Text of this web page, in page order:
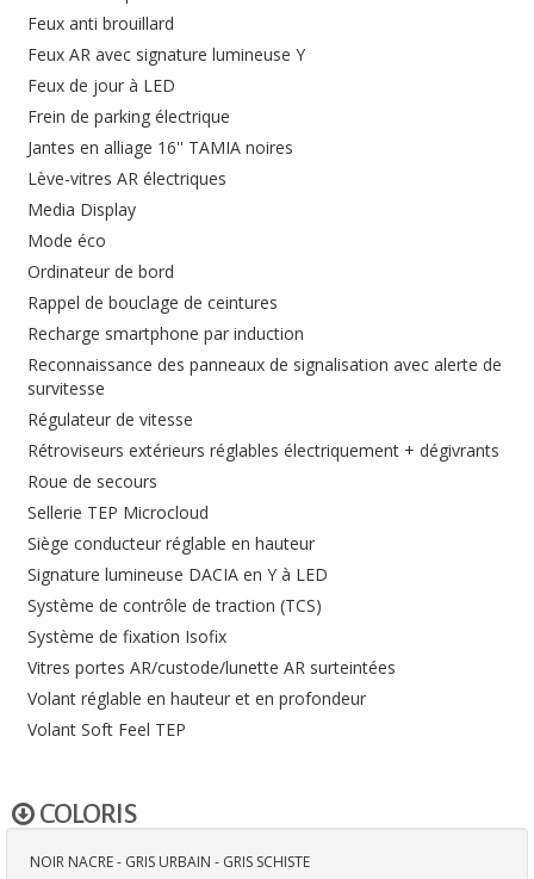
Feux anti brouillard
Feux AR avec signature lumineuse Y
Feux de jour à LED
Frein de parking électrique
Jantes en alliage 16'' TAMIA noires
Lève-vitres AR électriques
Media Display
Mode éco
Ordinateur de bord
Rappel de bouclage de ceintures
Recharge smartphone par induction
Reconnaissance des panneaux de signalisation avec alerte de
survitesse
Régulateur de vitesse
Rétroviseurs extérieurs réglables électriquement + dégivrants
Roue de secours
Sellerie TEP Microcloud
Siège conducteur réglable en hauteur
Signature lumineuse DACIA en Y à LED
Système de contrôle de traction (TCS)
Système de fixation Isofix
Vitres portes AR/custode/lunette AR surteintées
Volant réglable en hauteur et en profondeur
Volant Soft Feel TEP
COLORIS
NOIR NACRE - GRIS URBAIN - GRIS SCHISTE